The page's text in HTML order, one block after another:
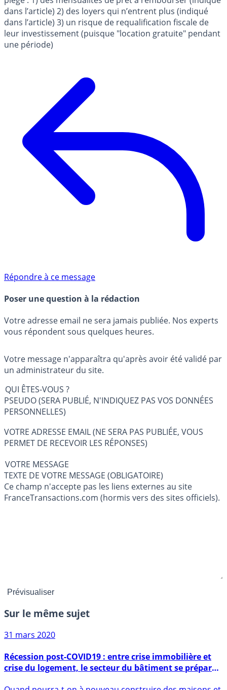
dans l’article) 2) des loyers qui n’entrent plus (indiqué
dans l’article) 3) un risque de requalification fiscale de
leur investissement (puisque "location gratuite" pendant
une période)
Répondre à ce message
Poser une question à la rédaction
Votre adresse email ne sera jamais publiée. Nos experts
vous répondent sous quelques heures.
Votre message n'apparaîtra qu'après avoir été validé par
un administrateur du site.
QUI ÊTES-VOUS ?
PSEUDO (SERA PUBLIÉ, N'INDIQUEZ PAS VOS DONNÉES
PERSONNELLES)
VOTRE ADRESSE EMAIL (NE SERA PAS PUBLIÉE, VOUS
PERMET DE RECEVOIR LES RÉPONSES)
VOTRE MESSAGE
TEXTE DE VOTRE MESSAGE (OBLIGATOIRE)
Ce champ n'accepte pas les liens externes au site
FranceTransactions.com (hormis vers des sites officiels).
Sur le même sujet
31 mars 2020